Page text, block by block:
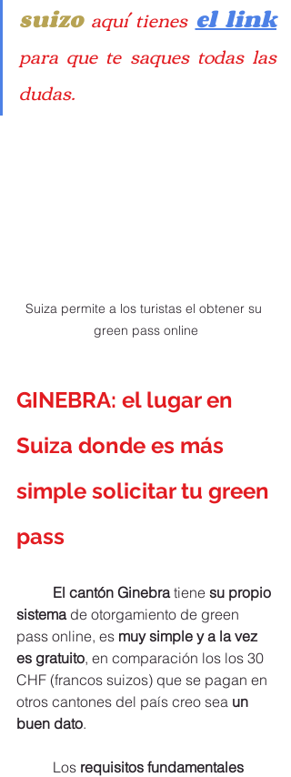
suizo aquí tienes el link
para que te saques todas las
dudas.
Suiza permite a los turistas el obtener su
green pass online
GINEBRA: el lugar en
Suiza donde es más
simple solicitar tu green
pass
El cantón Ginebra tiene su propio
sistema de otorgamiento de green
pass online, es muy simple y a la vez
es gratuito, en comparación los los 30
CHF (francos suizos) que se pagan en
otros cantones del país creo sea un
buen dato.
	Los
requisitos fundamentales